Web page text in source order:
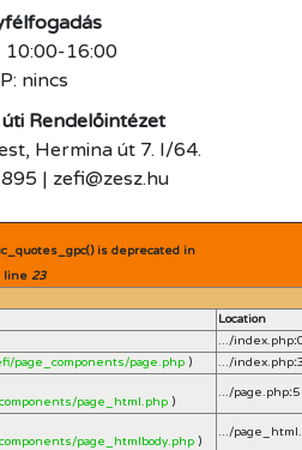
10:00-16:00
P: nincs
Rendelőintézet
Hermina út 7. I/64.
| zefi@zesz.hu
is deprecated in
line 23
Location
.../index.php:
page_components/page.php ) .../index.php:
page_html.php )
.../page.php:5
page_htmlbody.php )
.../